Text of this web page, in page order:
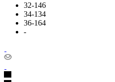
32-146
34-134
36-164
-